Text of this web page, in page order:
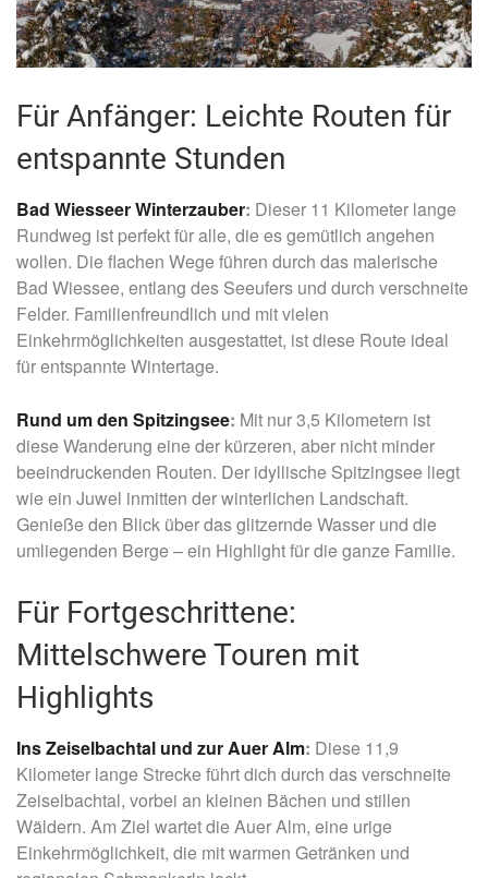
Für Anfänger: Leichte Routen für
entspannte Stunden
Bad Wiesseer Winterzauber: Dieser 11 Kilometer lange
Rundweg ist perfekt für alle, die es gemütlich angehen
wollen. Die flachen Wege führen durch das malerische
Bad Wiessee, entlang des Seeufers und durch verschneite
Felder. Familienfreundlich und mit vielen
Einkehrmöglichkeiten ausgestattet, ist diese Route ideal
für entspannte Wintertage.
Rund um den Spitzingsee: Mit nur 3,5 Kilometern ist
diese Wanderung eine der kürzeren, aber nicht minder
beeindruckenden Routen. Der idyllische Spitzingsee liegt
wie ein Juwel inmitten der winterlichen Landschaft.
Genieße den Blick über das glitzernde Wasser und die
umliegenden Berge – ein Highlight für die ganze Familie.
Für Fortgeschrittene:
Mittelschwere Touren mit
Highlights
Ins Zeiselbachtal und zur Auer Alm: Diese 11,9
Kilometer lange Strecke führt dich durch das verschneite
Zeiselbachtal, vorbei an kleinen Bächen und stillen
Wäldern. Am Ziel wartet die Auer Alm, eine urige
Einkehrmöglichkeit, die mit warmen Getränken und